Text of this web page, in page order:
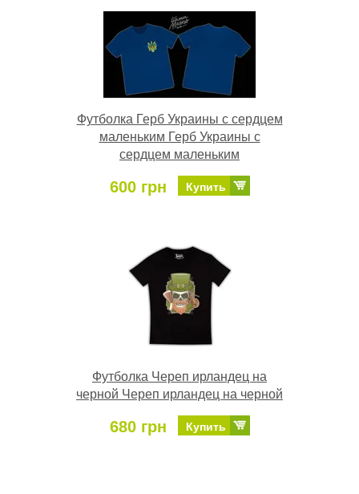
Футболка Герб Украины с сердцем
маленьким Герб Украины с
сердцем маленьким
600 грн Купить
Футболка Череп ирландец на
черной Череп ирландец на черной
680 грн Купить